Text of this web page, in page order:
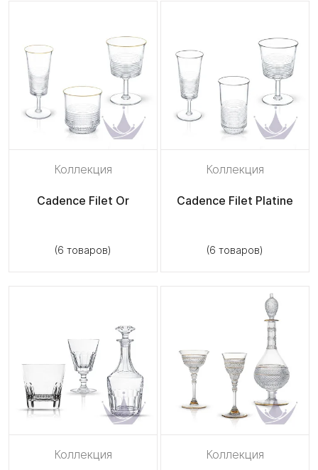
Коллекция
Cadence Filet Or
(6 товаров)
Коллекция
Cadence Filet Platine
(6 товаров)
Коллекция Коллекция